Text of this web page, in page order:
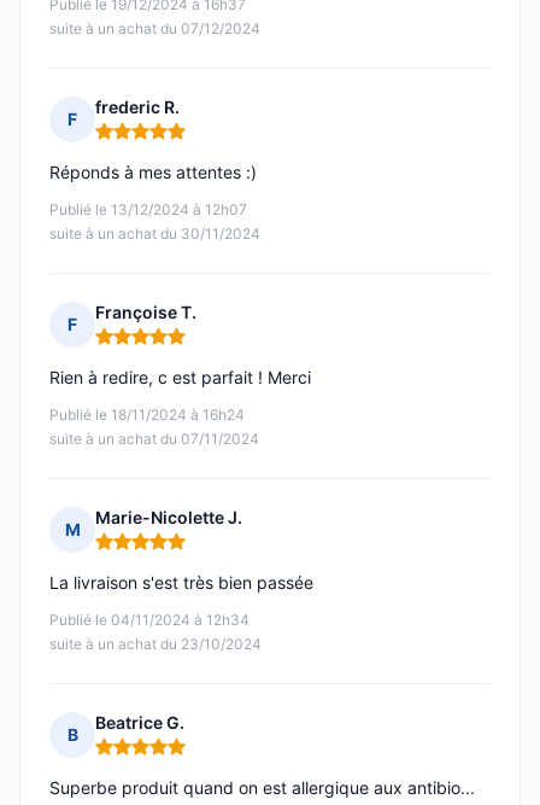
Publié le 19/12/2024 à 16h37
suite à un achat du 07/12/2024
F
frederic R.
Note : 5 sur 5
Publié le 13/12/2024 à 12h07
suite à un achat du 30/11/2024
Réponds à mes attentes :)
F
Françoise T.
Note : 5 sur 5
Publié le 18/11/2024 à 16h24
suite à un achat du 07/11/2024
Rien à redire, c est parfait ! Merci
M
Marie-Nicolette J.
Note : 5 sur 5
Publié le 04/11/2024 à 12h34
suite à un achat du 23/10/2024
La livraison s'est très bien passée
B
Beatrice G.
Note : 5 sur 5
Superbe produit quand on est allergique aux antibio...